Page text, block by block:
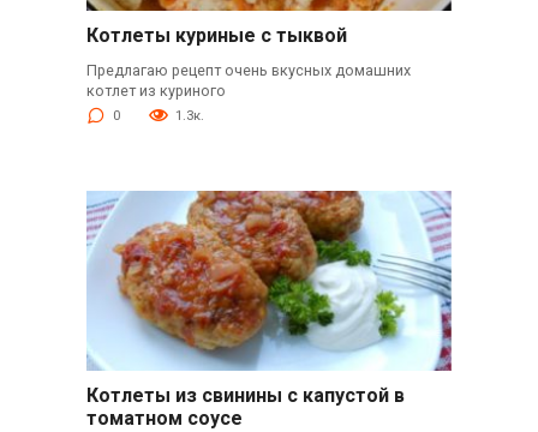
Котлеты куриные с тыквой
Предлагаю рецепт очень вкусных домашних
котлет из куриного
0 1.3к.
Котлеты из свинины с капустой в
томатном соусе